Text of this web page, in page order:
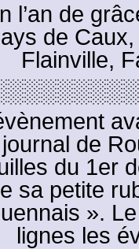
l’an de
de
Flainville,
journal de
du 1er
sa petite
».
lignes les